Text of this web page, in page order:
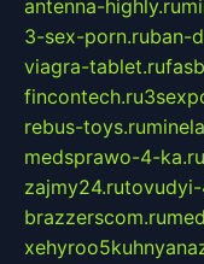
antenna-highly.ru
3-sex-porn.ruban-
viagra-tablet.ru
fincontech.ru
rebus-toys.ru
medsprawo-4-ka.ru
zajmy24.rutovudyi-
brazzerscom.ru